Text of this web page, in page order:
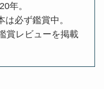
年。
必ず鑑賞中。
賞レビューを掲載